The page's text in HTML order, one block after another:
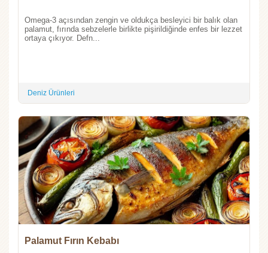
Omega-3 açısından zengin ve oldukça besleyici bir balık olan
palamut, fırında sebzelerle birlikte pişirildiğinde enfes bir lezzet
ortaya çıkıyor. Defn...
Deniz Ürünleri
Palamut Fırın Kebabı